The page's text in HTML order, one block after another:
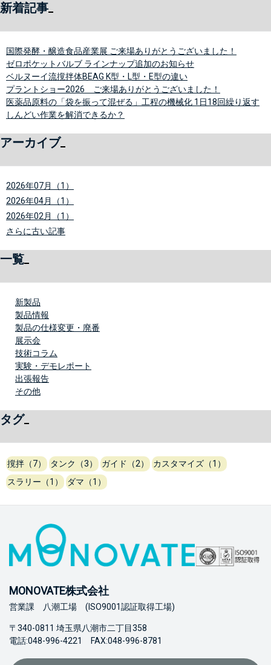
新着記事
国際発酵・醸造食品産業展 ご来場ありがとうございました！
ゼロポケットバルブ ラインナップ追加のお知らせ
ベルヌーイ流撹拌体BEAG K型・L型・E型の違い
プラントショー2026 ご来場ありがとうございました！
医薬品原料の「袋を振って混ぜる」工程の機械化 1日18回繰り返す
しんどい作業を解消できるか？
アーカイブ
2026年07月（1）
2026年04月（1）
2026年02月（1）
さらに古い記事
一覧
新製品
製品情報
製品の仕様変更・廃番
展示会
技術コラム
実験・デモレポート
出張報告
その他
タグ
撹拌（7） タンク（3） ガイド（2）
カスタマイズ（1）
スラリー（1）
ダマ（1）
MONOVATE株式会社
営業課 八潮工場 (ISO9001認証取得工場)
〒340-0811 埼玉県八潮市二丁目358
電話:048-996-4221 FAX:048-996-8781